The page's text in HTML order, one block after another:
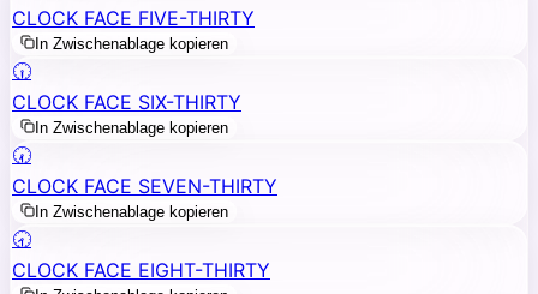
CLOCK FACE FIVE-THIRTY
In Zwischenablage kopieren
🕡
CLOCK FACE SIX-THIRTY
In Zwischenablage kopieren
🕢
CLOCK FACE SEVEN-THIRTY
In Zwischenablage kopieren
🕣
CLOCK FACE EIGHT-THIRTY